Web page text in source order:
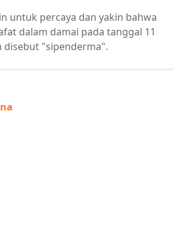
untuk percaya dan yakin bahwa
dalam damai pada tanggal 11
disebut "sipenderma".